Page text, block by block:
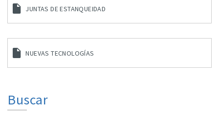
JUNTAS DE ESTANQUEIDAD
NUEVAS TECNOLOGÍAS
Buscar